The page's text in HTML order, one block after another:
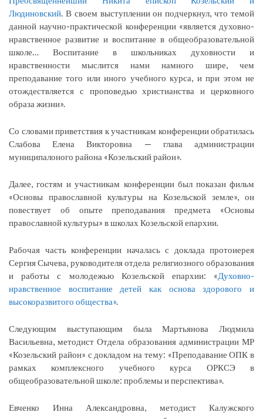
Людиновский. В своем выступлении он подчеркнул, что темой
данной научно-практической конференции «является духовно-
нравственное развитие и воспитание в общеобразовательной
школе… Воспитание в школьниках духовности и
нравственности мыслится нами намного шире, чем
преподавание того или иного учебного курса, и при этом не
отождествляется с проповедью христианства и церковного
образа жизни».
Со словами приветствия к участникам конференции обратилась
Слабова Елена Викторовна — глава администрации
муниципалоного района «Козельский район».
Далее, гостям и участникам конференции был показан фильм
«Основы православной культуры на Козельской земле», он
повествует об опыте преподавания предмета «Основы
православной культуры» в школах Козельской епархии.
Рабочая часть конференции началась с доклада протоиерея
Сергия Сычева, руководителя отдела религиозного образования
и работы с молодежью Козельской епархии: «Духовно-
нравственное воспитание детей как основа здорового и
высокоразвитого общества».
Следующим выступающим была Мартьянова Людмила
Васильевна, методист Отдела образования администрации МР
«Козельский район» с докладом на тему: «Преподавание ОПК в
рамках комплексного учебного курса ОРКСЭ в
общеобразовательной школе: проблемы и перспектива».
Евченко Инна Александровна, методист Калужского